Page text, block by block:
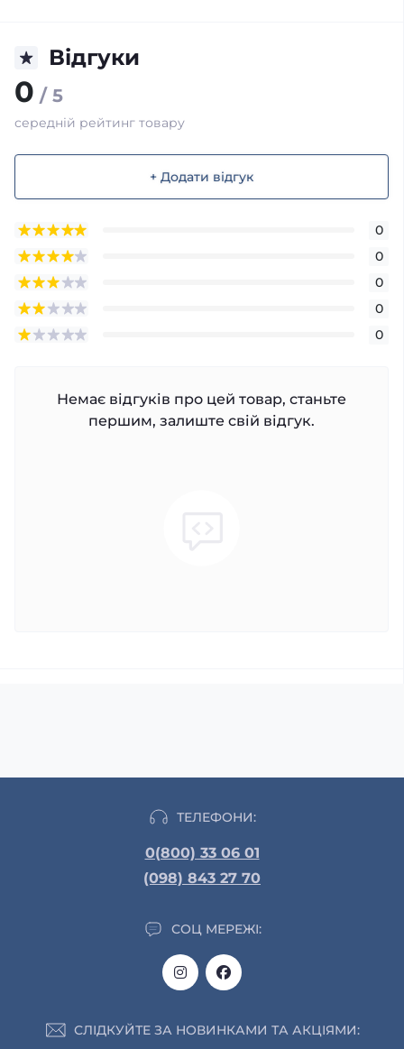
Відгуки
0 / 5
середній рейтинг товару
+ Додати відгук
0
0
0
0
0
Немає відгуків про цей товар, станьте
першим, залиште свій відгук.
ТЕЛЕФОНИ:
0(800) 33 06 01
(098) 843 27 70
СОЦ МЕРЕЖІ:
СЛІДКУЙТЕ ЗА НОВИНКАМИ ТА АКЦІЯМИ: